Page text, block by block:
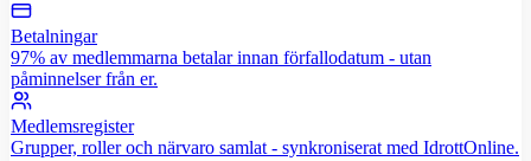
Betalningar
97% av medlemmarna betalar innan förfallodatum - utan
påminnelser från er.
Medlemsregister
Grupper, roller och närvaro samlat - synkroniserat med IdrottOnline.